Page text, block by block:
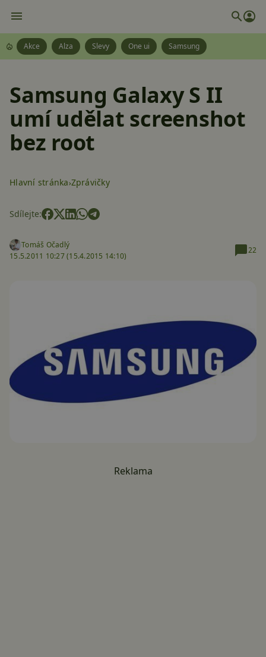
Akce Alza Slevy One ui Samsung
Samsung Galaxy S II
umí udělat screenshot
bez root
Hlavní stránka Zprávičky
Sdílejte:
Tomáš Očadlý
15.5.2011 10:27 (15.4.2015 14:10)
22
Reklama